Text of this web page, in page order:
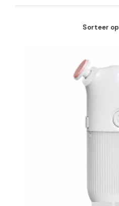
Sorteer op